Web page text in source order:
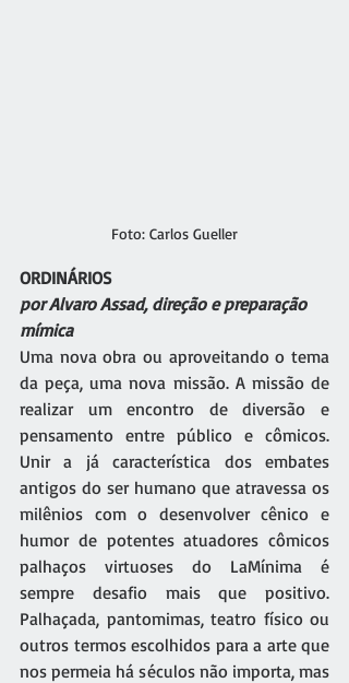
Foto: Carlos Gueller
ORDINÁRIOS
por Alvaro Assad, direção e preparação
mímica
Uma nova obra ou aproveitando o tema
da peça, uma nova missão. A missão de
realizar um encontro de diversão e
pensamento entre público e cômicos.
Unir a já característica dos embates
antigos do ser humano que atravessa os
milênios com o desenvolver cênico e
humor de potentes atuadores cômicos
palhaços virtuoses do LaMínima é
sempre desafio mais que positivo.
Palhaçada, pantomimas, teatro físico ou
outros termos escolhidos para a arte que
nos permeia há séculos não importa, mas